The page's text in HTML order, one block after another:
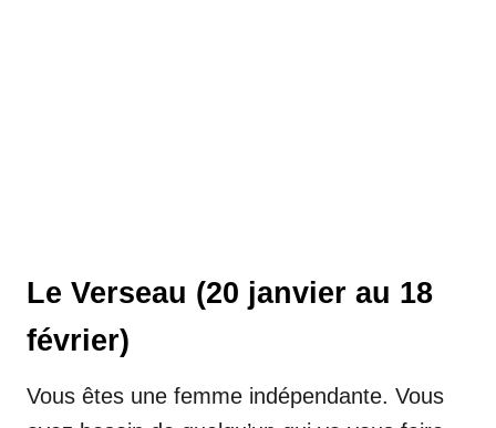
Le Verseau (20 janvier au 18
février)
Vous êtes une femme indépendante. Vous